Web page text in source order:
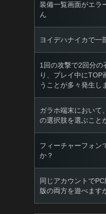
装備一覧画面がエラ
ん
ヨイデハナイカで一
1回の攻撃で2回分の
り、プレイ中にTOP
うことが多々発生し
ガラホ端末において
の選択肢を選ぶこと
フィーチャーフォン
か？
同じアカウントで
版の両方を遊べます